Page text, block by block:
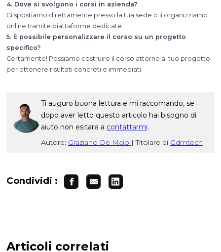
4. Dove si svolgono i corsi in azienda?
Ci spostiamo direttamente presso la tua sede o li organizziamo
online tramite piattaforme dedicate.
5. È possibile personalizzare il corso su un progetto
specifico?
Certamente! Possiamo costruire il corso attorno al tuo progetto
per ottenere risultati concreti e immediati.
Ti auguro buona lettura e mi raccomando, se
dopo aver letto questo articolo hai bisogno di
aiuto non esitare a contattarmi.
Autore: Graziano De Maio | Titolare di Gdmtech
Condividi :
Articoli correlati